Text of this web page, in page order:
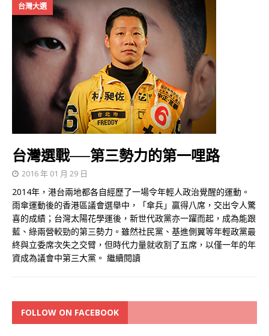
台灣大選
台灣選戰──第三勢力的第一哩路
2016 年 01 月 29 日
2014年，港台兩地都各自經歷了一場令年輕人政治覺醒的運動。
雨傘運動後的香港區議會選舉中，「傘兵」贏得八席，交出令人驚
喜的成績；台灣太陽花學運後，新世代政黨亦一躍而起，成為能跟
藍、綠兩營較勁的第三勢力。雖然社民黨、基進側翼等年輕政黨最
終與立委席次失之交臂，但時代力量就收割了五席，以僅一年的年
資成為議會中第三大黨。 繼續閱讀
FOLLOW ON FACEBOOK